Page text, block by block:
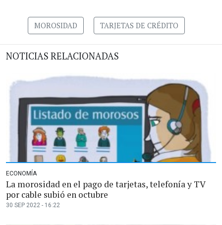
MOROSIDAD TARJETAS DE CRÉDITO
NOTICIAS RELACIONADAS
ECONOMÍA
La morosidad en el pago de tarjetas, telefonía y TV
por cable subió en octubre
30 SEP 2022 - 16:22